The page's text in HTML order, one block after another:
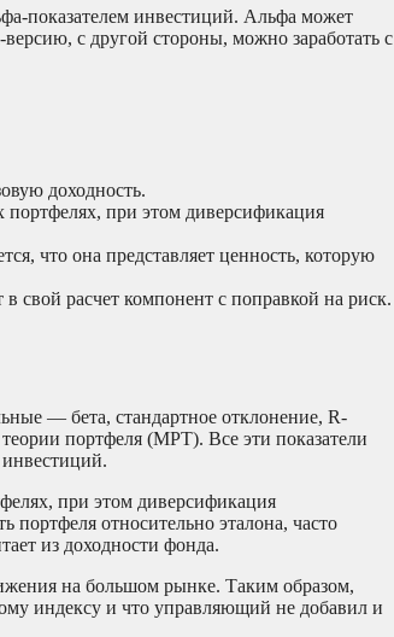
показателем инвестиций. Альфа может
с другой стороны, можно заработать с
доходность.
при этом диверсификация
что она представляет ценность, которую
свой расчет компонент с поправкой на риск.
— бета, стандартное отклонение, R-
портфеля (MPT). Все эти показатели
при этом диверсификация
портфеля относительно эталона, часто
из доходности фонда.
на большом рынке. Таким образом,
индексу и что управляющий не добавил и